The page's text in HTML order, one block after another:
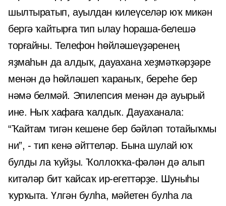
шылтыратып, ауылдан килеүселәр юҡ микән
бергә ҡайтырға тип ылау һораша-белешә
торғайны. Телефон һөйләшеүҙәренең
яҙмаһын да алдыҡ, дауахана хеҙмәткәрҙәре
менән дә һөйләшеп ҡараныҡ, береһе бер
нәмә белмәй. Эпилепсия менән дә ауырый
ине. Ныҡ хафаға ҡалдыҡ. Дауаханала:
“Ҡайтам тигән кешене бер бәйләп тотайыҡмы
ни”, - тип кенә әйттеләр. Бына шулай юҡ
булды ла ҡуйҙы. Ҡоллоҡҡа-фәлән дә алып
китәләр бит ҡайсаҡ ир-егеттәрҙе. Шуныһы
ҡурҡыта. Үлгән булһа, мәйетен булһа ла